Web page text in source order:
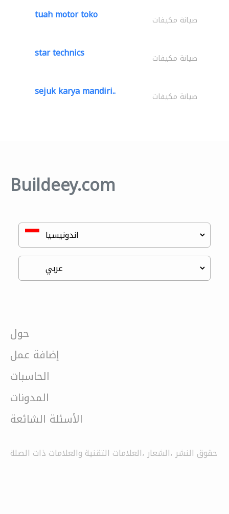
tuah motor toko صيانة مكيفات
star technics صيانة مكيفات
sejuk karya mandiri.. صيانة مكيفات
Buildeey.com
حول
إضافة عمل
الحاسبات
المدونات
الأسئلة الشائعة
حقوق النشر ،الشعار ،العلامات التقنية والعلامات ذات الصلة